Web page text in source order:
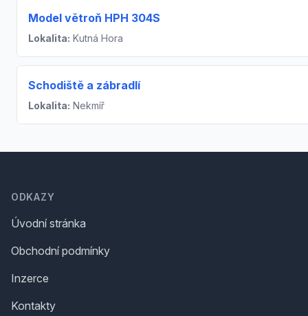
Model větroň HPH 304S
Lokalita: Kutná Hora
Schodiště a zábradlí
Lokalita: Nekmíř
ODKAZY
Úvodní stránka
Obchodní podmínky
Inzerce
Kontakty